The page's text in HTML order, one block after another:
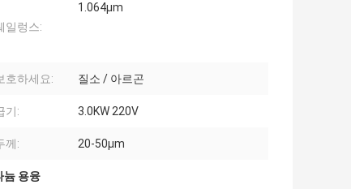
일렁스:
1.064μm
호하세요: 질소 / 아르곤
기: 3.0KW 220V
께: 20-50μm
늄 용융